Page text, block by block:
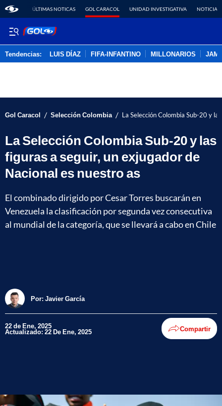
ÚLTIMAS NOTICAS GOL CARACOL UNIDAD INVESTIGATIVA NOTICIAS
Tendencias: LUIS DÍAZ FIFA-INFANTINO MILLONARIOS
Gol Caracol / Selección Colombia / La Selección Colombia Sub-20 y
La Selección Colombia Sub-20 y las
figuras a seguir, un exjugador de
Nacional es nuestro as
El combinado dirigido por Cesar Torres buscarán en
Venezuela la clasificación por segunda vez consecutiva
al mundial de la categoría, que se llevará a cabo en Chile
Por: Javier García
22 de Ene, 2025
Actualizado: 22 De Ene, 2025 Compartir